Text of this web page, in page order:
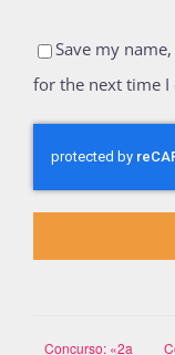
Save my
for the next time I
Concurso: «2a